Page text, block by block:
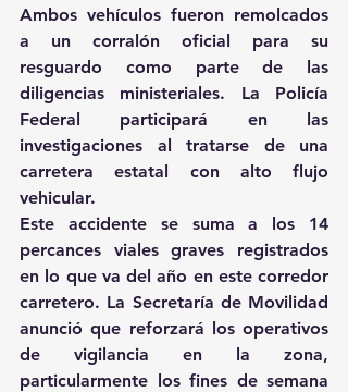
Ambos vehículos fueron remolcados
a un corralón oficial para su
resguardo como parte de las
diligencias ministeriales. La Policía
Federal participará en las
investigaciones al tratarse de una
carretera estatal con alto flujo
vehicular.
Este accidente se suma a los 14
percances viales graves registrados
en lo que va del año en este corredor
carretero. La Secretaría de Movilidad
anunció que reforzará los operativos
de vigilancia en la zona,
particularmente los fines de semana